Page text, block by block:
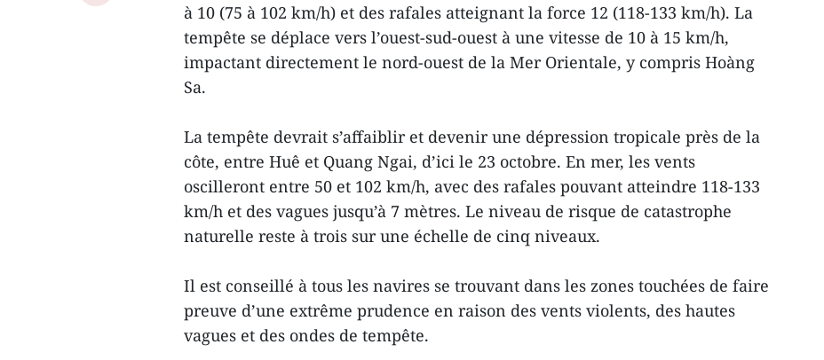
à 10 (75 à 102 km/h) et des rafales atteignant la force 12 (118-133 km/h). La
tempête se déplace vers l’ouest-sud-ouest à une vitesse de 10 à 15 km/h,
impactant directement le nord-ouest de la Mer Orientale, y compris Hoàng
Sa.
La tempête devrait s’affaiblir et devenir une dépression tropicale près de la
côte, entre Huê et Quang Ngai, d’ici le 23 octobre. En mer, les vents
oscilleront entre 50 et 102 km/h, avec des rafales pouvant atteindre 118-133
km/h et des vagues jusqu’à 7 mètres. Le niveau de risque de catastrophe
naturelle reste à trois sur une échelle de cinq niveaux.
Il est conseillé à tous les navires se trouvant dans les zones touchées de faire
preuve d’une extrême prudence en raison des vents violents, des hautes
vagues et des ondes de tempête.